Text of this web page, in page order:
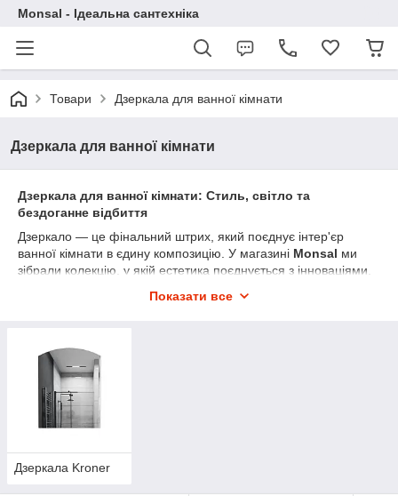
Monsal - Ідеальна сантехніка
Товари Дзеркала для ванної кімнати
Дзеркала для ванної кімнати
Дзеркала для ванної кімнати: Стиль, світло та
бездоганне відбиття
Дзеркало — це фінальний штрих, який поєднує інтер'єр
ванної кімнати в єдину композицію. У магазині Monsal ми
зібрали колекцію, у якій естетика поєднується з інноваціями.
футуристичних дзеркал із «розумними» функціями.
Дзеркала з LED-підсвіткою:
фронтальне освітлення, ідеальне для косметичних
процедур і гоління.
Моделі з антизапотіванням (підігрів):
дзеркало залишиться чистим навіть після гарячого
Дизайнерські форми:
Показати все
Дзеркала Kroner